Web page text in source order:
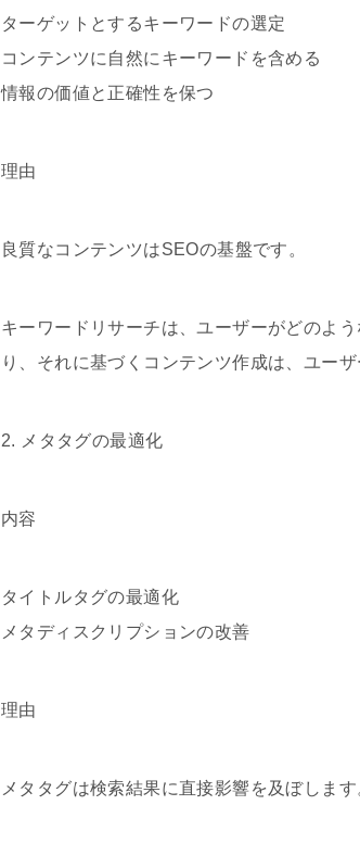
ターゲットとするキーワードの選定
コンテンツに自然にキーワードを含める
情報の価値と正確性を保つ
理由
良質なコンテンツはSEOの基盤です。
キーワードリサーチは、ユーザーがどのよ
り、それに基づくコンテンツ作成は、ユー
2. メタタグの最適化
内容
タイトルタグの最適化
メタディスクリプションの改善
理由
メタタグは検索結果に直接影響を及ぼします